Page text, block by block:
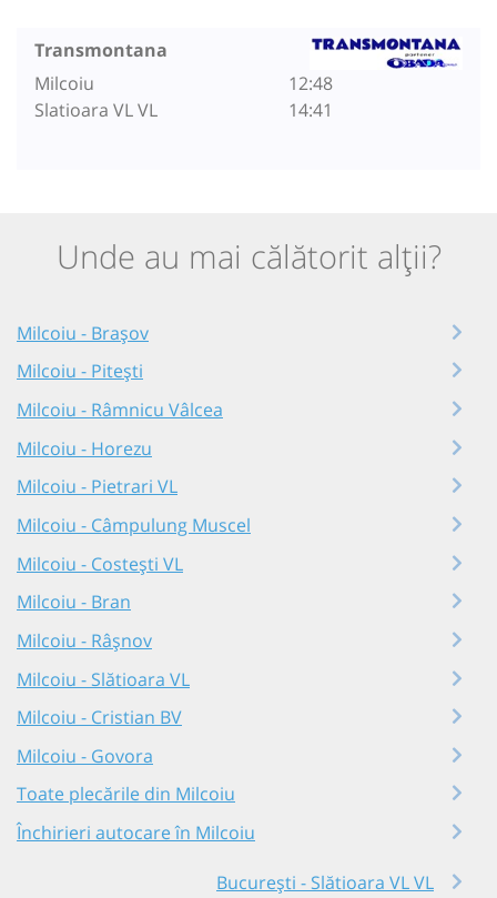
Transmontana
Milcoiu
Slatioara VL VL
12:48
14:41
Unde au mai călătorit alții?
Milcoiu - Brașov
Milcoiu - Pitești
Milcoiu - Râmnicu Vâlcea
Milcoiu - Horezu
Milcoiu - Pietrari VL
Milcoiu - Câmpulung Muscel
Milcoiu - Costești VL
Milcoiu - Bran
Milcoiu - Râşnov
Milcoiu - Slătioara VL
Milcoiu - Cristian BV
Milcoiu - Govora
Toate plecările din Milcoiu
Închirieri autocare în Milcoiu
București - Slătioara VL VL